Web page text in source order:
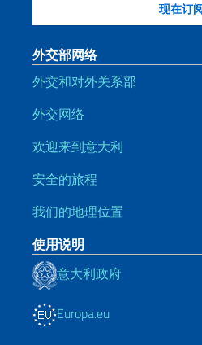
外交部网络
外交和对外关系部
外交网络
欢迎来到意大利
安全的旅程
我们的地理位置
使用说明
意大利政府
Europa.eu